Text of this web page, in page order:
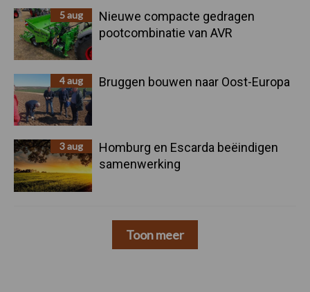
5 aug
Nieuwe compacte gedragen
pootcombinatie van AVR
4 aug Bruggen bouwen naar Oost-Europa
3 aug
Homburg en Escarda beëindigen
samenwerking
Toon meer